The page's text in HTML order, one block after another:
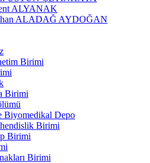
ALYANAK
ALADAĞ AYDOĞAN
Birimi
Birimi
Biyomedikal Depo
Birimi
Birimi
Birimi